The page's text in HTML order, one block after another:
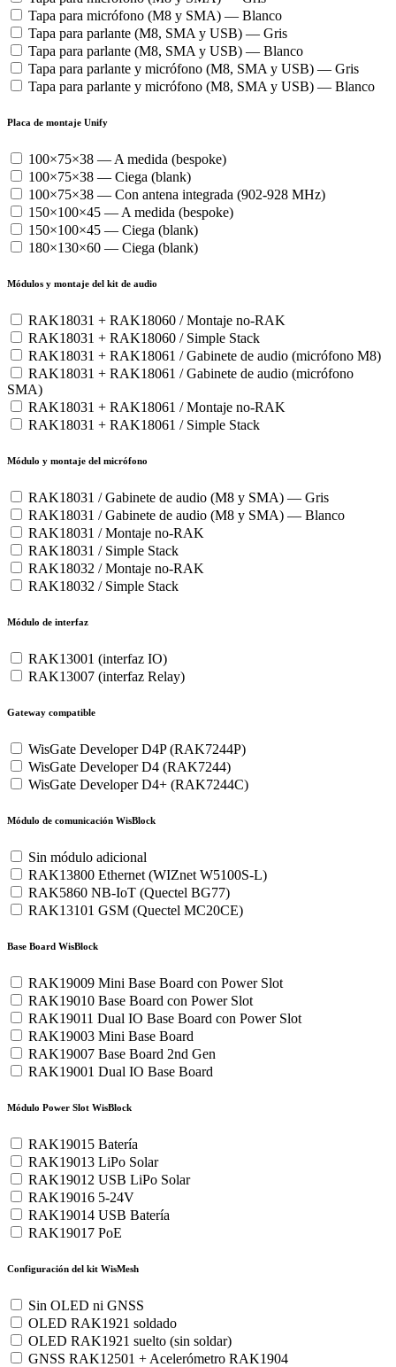
Tapa para micrófono (M8 y SMA) — Blanco
Tapa para parlante (M8, SMA y USB) — Gris
Tapa para parlante (M8, SMA y USB) — Blanco
Tapa para parlante y micrófono (M8, SMA y USB) — Gris
Tapa para parlante y micrófono (M8, SMA y USB) — Blanco
Placa de montaje Unify
100×75×38 — A medida (bespoke)
100×75×38 — Ciega (blank)
100×75×38 — Con antena integrada (902-928 MHz)
150×100×45 — A medida (bespoke)
150×100×45 — Ciega (blank)
180×130×60 — Ciega (blank)
Módulos y montaje del kit de audio
RAK18031 + RAK18060 / Montaje no-RAK
RAK18031 + RAK18060 / Simple Stack
RAK18031 + RAK18061 / Gabinete de audio (micrófono M8)
RAK18031 + RAK18061 / Gabinete de audio (micrófono
SMA)
RAK18031 + RAK18061 / Montaje no-RAK
RAK18031 + RAK18061 / Simple Stack
Módulo y montaje del micrófono
RAK18031 / Gabinete de audio (M8 y SMA) — Gris
RAK18031 / Gabinete de audio (M8 y SMA) — Blanco
RAK18031 / Montaje no-RAK
RAK18031 / Simple Stack
RAK18032 / Montaje no-RAK
RAK18032 / Simple Stack
Módulo de interfaz
RAK13001 (interfaz IO)
RAK13007 (interfaz Relay)
Gateway compatible
WisGate Developer D4P (RAK7244P)
WisGate Developer D4 (RAK7244)
WisGate Developer D4+ (RAK7244C)
Módulo de comunicación WisBlock
Sin módulo adicional
RAK13800 Ethernet (WIZnet W5100S-L)
RAK5860 NB-IoT (Quectel BG77)
RAK13101 GSM (Quectel MC20CE)
Base Board WisBlock
RAK19009 Mini Base Board con Power Slot
RAK19010 Base Board con Power Slot
RAK19011 Dual IO Base Board con Power Slot
RAK19003 Mini Base Board
RAK19007 Base Board 2nd Gen
RAK19001 Dual IO Base Board
Módulo Power Slot WisBlock
RAK19015 Batería
RAK19013 LiPo Solar
RAK19012 USB LiPo Solar
RAK19016 5-24V
RAK19014 USB Batería
RAK19017 PoE
Configuración del kit WisMesh
Sin OLED ni GNSS
OLED RAK1921 soldado
OLED RAK1921 suelto (sin soldar)
GNSS RAK12501 + Acelerómetro RAK1904